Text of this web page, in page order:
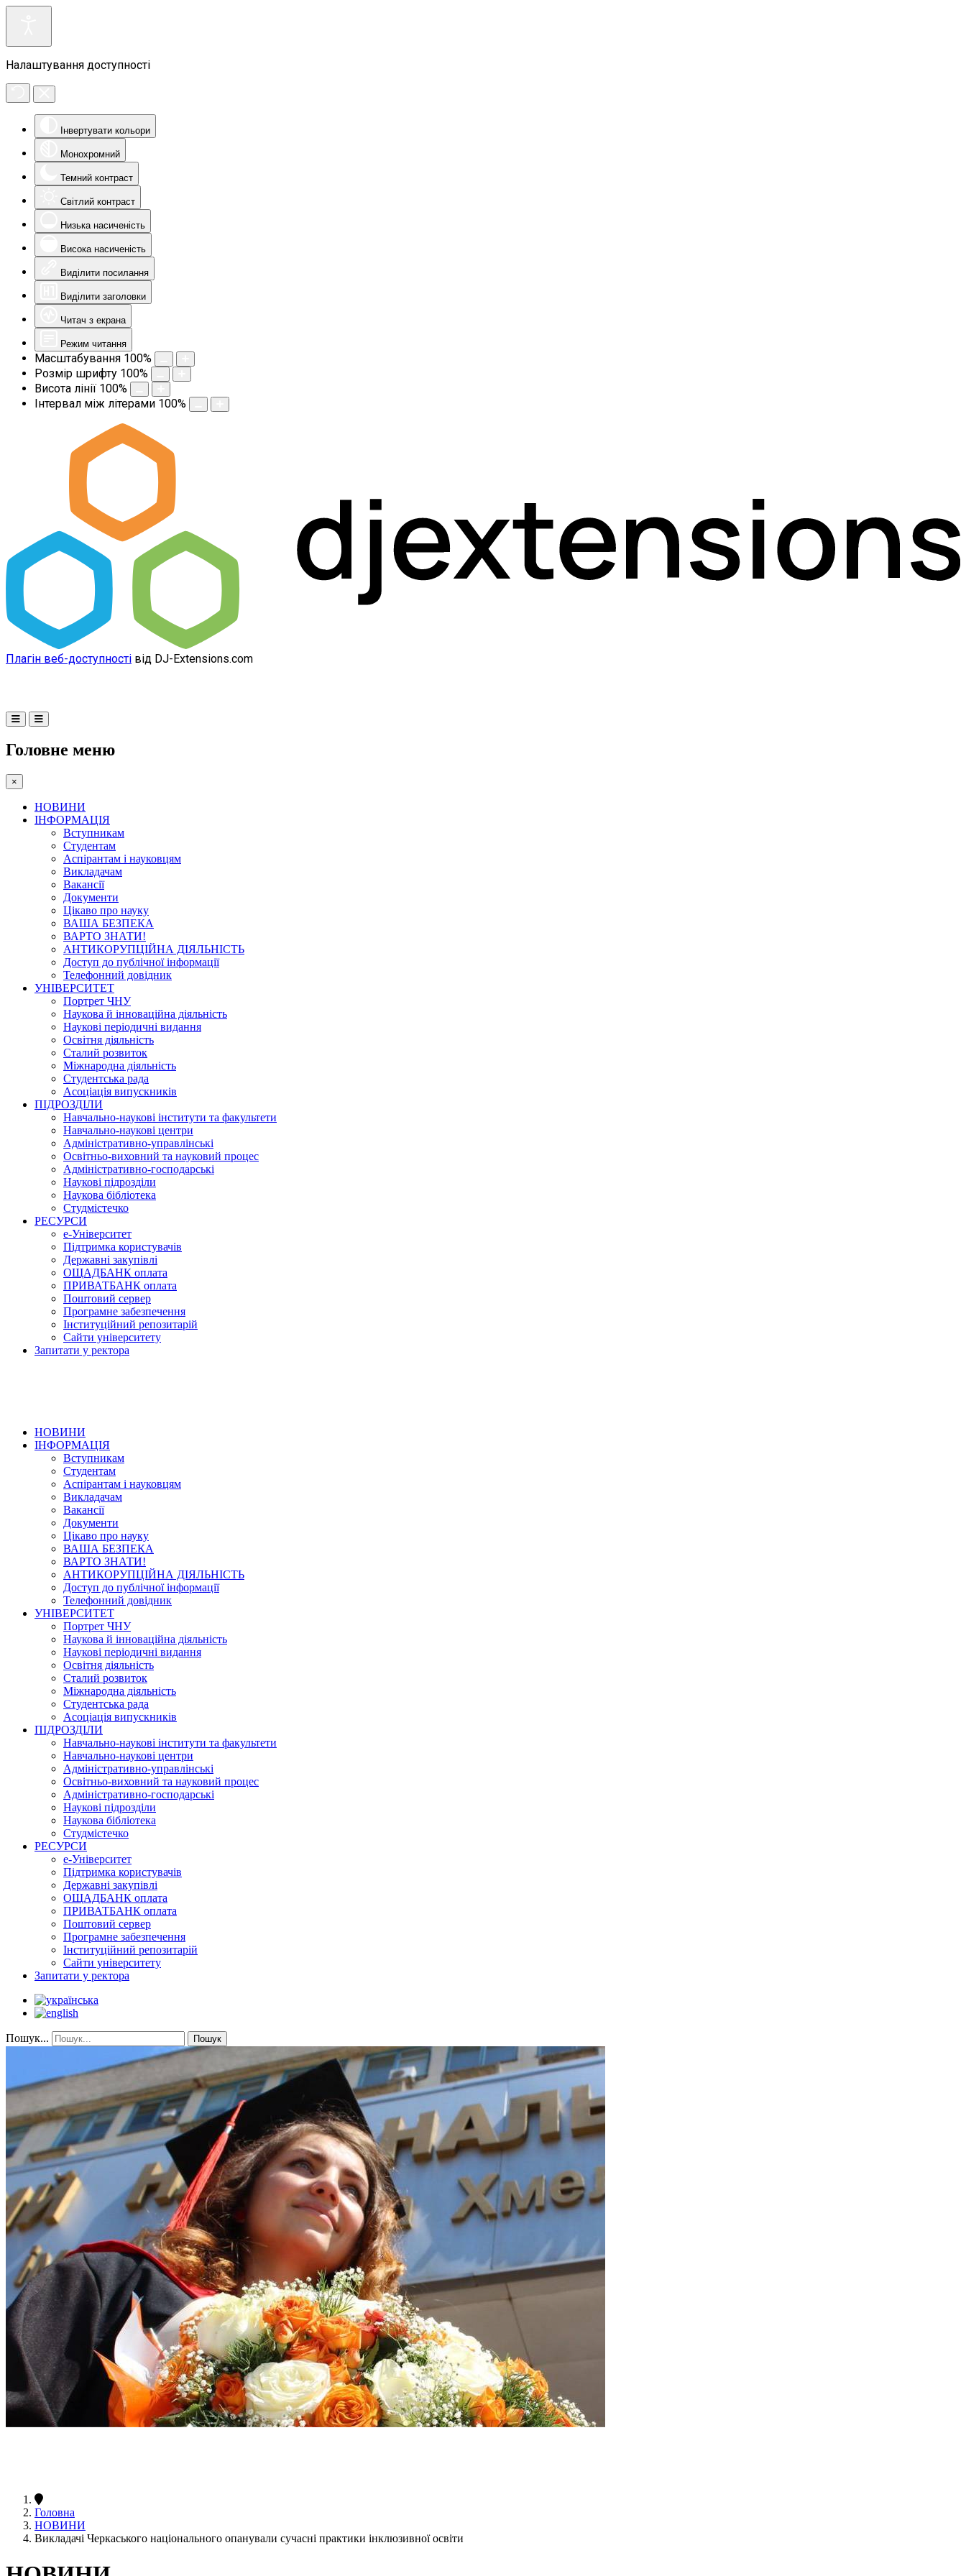
Налаштування доступності
Інвертувати кольори
Монохромний
Темний контраст
Світлий контраст
Низька насиченість
Висока насиченість
Виділити посилання
Виділити заголовки
Читач з екрана
Режим читання
Масштабування 100%
Розмір шрифту 100%
Висота лінії 100%
Інтервал між літерами 100%
Плагін веб-доступності від DJ-Extensions.com
Головне меню
×
НОВИНИ
ІНФОРМАЦІЯ
Вступникам
Студентам
Аспірантам і науковцям
Викладачам
Вакансії
Документи
Цікаво про науку
ВАША БЕЗПЕКА
ВАРТО ЗНАТИ!
АНТИКОРУПЦІЙНА ДІЯЛЬНІСТЬ
Доступ до публічної інформації
Телефонний довідник
УНІВЕРСИТЕТ
Портрет ЧНУ
Наукова й інноваційна діяльність
Наукові періодичні видання
Освітня діяльність
Сталий розвиток
Міжнародна діяльність
Студентська рада
Асоціація випускників
ПІДРОЗДІЛИ
Навчально-наукові інститути та факультети
Навчально-наукові центри
Адміністративно-управлінські
Освітньо-виховний та науковий процес
Адміністративно-господарські
Наукові підрозділи
Наукова бібліотека
Студмістечко
РЕСУРСИ
е-Університет
Підтримка користувачів
Державні закупівлі
ОЩАДБАНК оплата
ПРИВАТБАНК оплата
Поштовий сервер
Програмне забезпечення
Інституційний репозитарій
Сайти університету
Запитати у ректора
НОВИНИ
ІНФОРМАЦІЯ
Вступникам
Студентам
Аспірантам і науковцям
Викладачам
Вакансії
Документи
Цікаво про науку
ВАША БЕЗПЕКА
ВАРТО ЗНАТИ!
АНТИКОРУПЦІЙНА ДІЯЛЬНІСТЬ
Доступ до публічної інформації
Телефонний довідник
УНІВЕРСИТЕТ
Портрет ЧНУ
Наукова й інноваційна діяльність
Наукові періодичні видання
Освітня діяльність
Сталий розвиток
Міжнародна діяльність
Студентська рада
Асоціація випускників
ПІДРОЗДІЛИ
Навчально-наукові інститути та факультети
Навчально-наукові центри
Адміністративно-управлінські
Освітньо-виховний та науковий процес
Адміністративно-господарські
Наукові підрозділи
Наукова бібліотека
Студмістечко
РЕСУРСИ
е-Університет
Підтримка користувачів
Державні закупівлі
ОЩАДБАНК оплата
ПРИВАТБАНК оплата
Поштовий сервер
Програмне забезпечення
Інституційний репозитарій
Сайти університету
Запитати у ректора
Пошук... Пошук
Головна
НОВИНИ
Викладачі Черкаського національного опанували сучасні практики інклюзивної освіти